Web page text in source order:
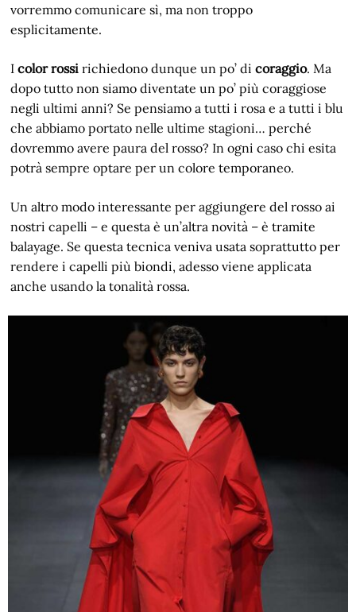
vorremmo comunicare sì, ma non troppo
esplicitamente.
Icolor rossi richiedono dunque un po’ dicoraggio. Ma
dopo tutto non siamo diventate un po’ più coraggiose
negli ultimi anni? Se pensiamo a tutti i rosa e a tutti i blu
che abbiamo portato nelle ultime stagioni… perché
dovremmo avere paura del rosso? In ogni caso chi esita
potrà sempre optare per un colore temporaneo.
Un altro modo interessante per aggiungere del rosso ai
nostri capelli – e questa è un’altra novità – è tramite
balayage. Se questa tecnica veniva usata soprattutto per
rendere i capelli più biondi, adesso viene applicata
anche usando la tonalità rossa.